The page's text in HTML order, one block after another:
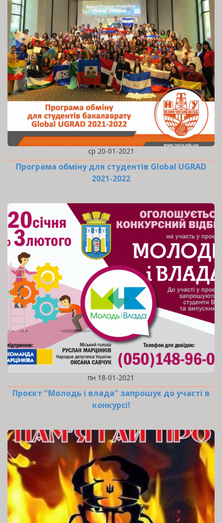
ср 20-01-2021
Програма обміну для студентів Global UGRAD
2021-2022
пн 18-01-2021
Проєкт "Молодь і влада" запрошує до участі в
конкурсі!